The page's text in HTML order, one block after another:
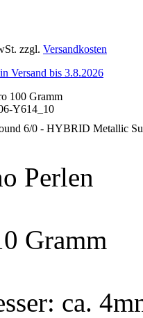
zzgl. Versandkosten
Versand bis 3.8.2026
100 Gramm
Y614_10
Perlen
Gramm
ca.